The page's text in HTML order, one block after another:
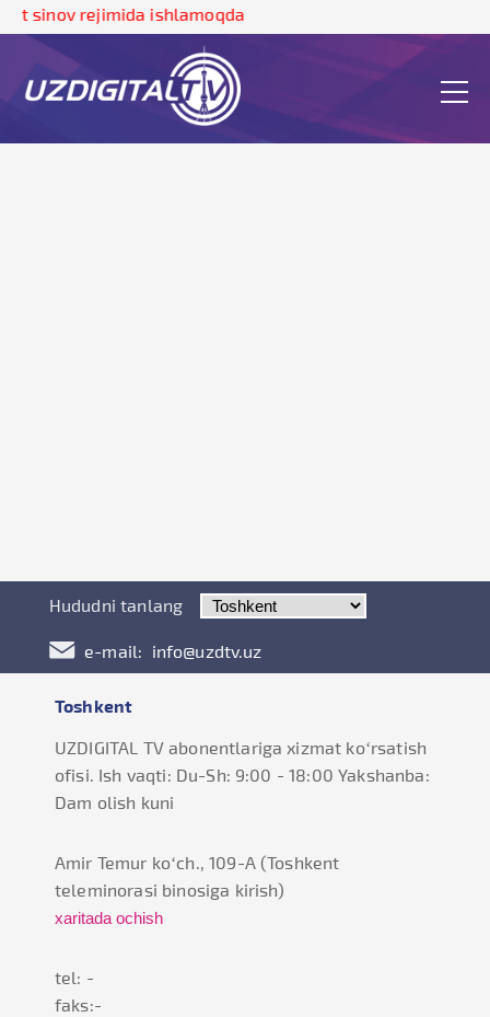
rejimida ishlamoqda
Hududni tanlang
e-mail: info@uzdtv.uz
Toshkent
UZDIGITAL TV abonentlariga xizmat ko‘rsatish
ofisi. Ish vaqti: Du-Sh: 9:00 - 18:00 Yakshanba:
Dam olish kuni
Amir Temur ko‘ch., 109-А (Toshkent
teleminorasi binosiga kirish)
xaritada ochish
tel: -
faks:-